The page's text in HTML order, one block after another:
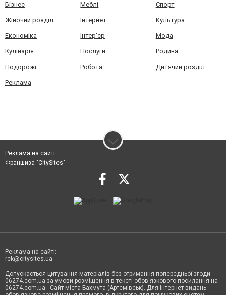
Бізнес Меблі Спорт
Жіночий розділ Інтернет Культура
Економіка Інтер'єр Мода
Кулінарія Послуги Родина
Подорожі Робота Дитячий розділ
Реклама
Реклама на сайті
Франшиза "CitySites"
Реклама на сайті:
rek@citysites.ua
Допускається цитування матеріалів без отримання попередньої згоди
06274.com.ua за умови розміщення в тексті обов'язкового посилання на
06274.com.ua - Сайт міста Бахмута (Артемівськ). Для інтернет-видань